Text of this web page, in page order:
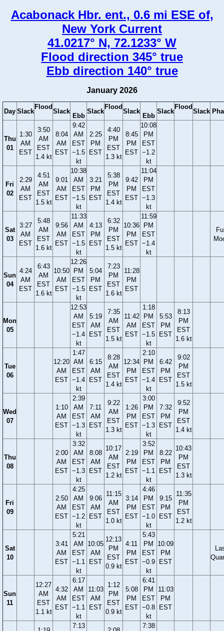
Acabonack Hbr. ent., 0.6 mi ESE of,
New York Current
41.0217° N, 72.1233° W
Flood direction 345° true
Ebb direction 140° true
January 2026
Day Slack
Flood
Slack
Ebb
Slack
Flood
Slack
Ebb
Slack
Flood
Slack
Thu
01
1:30
AM
EST
3:50
AM
EST
1.4 kt
8:04
AM
EST
9:42
AM
EST
−1.5
kt
2:25
PM
EST
4:40
PM
EST
1.3 kt
8:45
PM
EST
10:08
PM
EST
−1.2
kt
Fri
02
2:29
AM
EST
4:51
AM
EST
1.5 kt
9:01
AM
EST
10:38
AM
EST
−1.5
kt
3:21
PM
EST
5:38
PM
EST
1.4 kt
9:42
PM
EST
11:04
PM
EST
−1.3
kt
Sat
03
3:27
AM
EST
5:48
AM
EST
1.6 kt
9:56
AM
EST
11:33
AM
EST
−1.5
kt
4:13
PM
EST
6:32
PM
EST
1.5 kt
10:36
PM
EST
11:59
PM
EST
−1.4
kt
Sun
04
4:24
AM
EST
6:43
AM
EST
1.6 kt
10:50
AM
EST
12:26
PM
EST
−1.5
kt
5:04
PM
EST
7:23
PM
EST
1.6 kt
11:28
PM
EST
Mon
05
12:53
AM
EST
−1.4
kt
5:19
AM
EST
7:35
AM
EST
1.5 kt
11:42
AM
EST
1:18
PM
EST
−1.5
kt
5:53
PM
EST
8:13
PM
EST
1.6 kt
Tue
06
12:20
AM
EST
1:47
AM
EST
−1.4
kt
6:15
AM
EST
8:28
AM
EST
1.4 kt
12:34
PM
EST
2:10
PM
EST
−1.4
kt
6:42
PM
EST
9:02
PM
EST
1.5 kt
Wed
07
1:10
AM
EST
2:39
AM
EST
−1.3
kt
7:11
AM
EST
9:22
AM
EST
1.3 kt
1:26
PM
EST
3:00
PM
EST
−1.3
kt
7:32
PM
EST
9:52
PM
EST
1.4 kt
Thu
08
2:00
AM
EST
3:32
AM
EST
−1.3
kt
8:08
AM
EST
10:17
AM
EST
1.2 kt
2:19
PM
EST
3:52
PM
EST
−1.1
kt
8:22
PM
EST
10:43
PM
EST
1.3 kt
Fri
09
2:50
AM
EST
4:25
AM
EST
−1.2
kt
9:06
AM
EST
11:15
AM
EST
1.0 kt
3:14
PM
EST
4:46
PM
EST
−1.0
kt
9:15
PM
EST
11:35
PM
EST
1.2 kt
Sat
10
3:41
AM
EST
5:21
AM
EST
−1.1
kt
10:05
AM
EST
12:13
PM
EST
0.9 kt
4:11
PM
EST
5:43
PM
EST
−0.9
kt
10:09
PM
EST
Sun
11
12:27
AM
EST
1.1 kt
4:32
AM
EST
6:17
AM
EST
−1.1
kt
11:03
AM
EST
1:12
PM
EST
0.9 kt
5:08
PM
EST
6:41
PM
EST
−0.8
kt
11:03
PM
EST
7:13
7:38